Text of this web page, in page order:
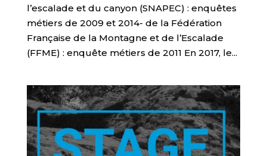
l’escalade et du canyon (SNAPEC) : enquêtes
métiers de 2009 et 2014- de la Fédération
Française de la Montagne et de l’Escalade
(FFME) : enquête métiers de 2011 En 2017, le...